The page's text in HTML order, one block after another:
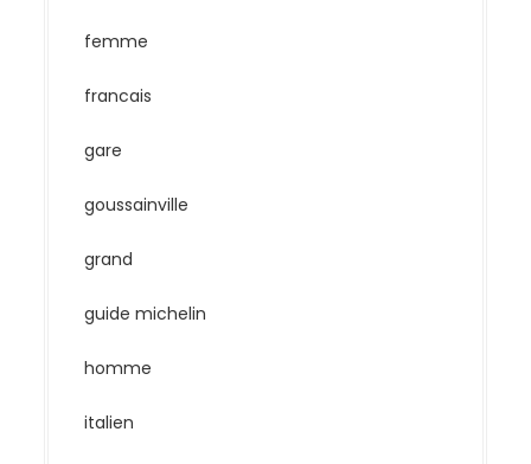
femme
francais
gare
goussainville
grand
guide michelin
homme
italien